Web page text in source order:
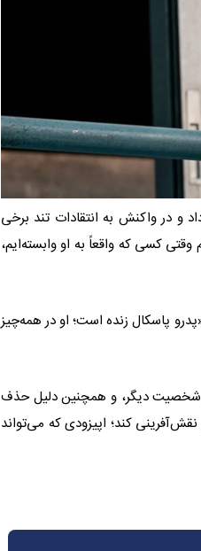
در واکنش به انتقادات تند برخی
کسی که واقعاً به او وابسته‌ایم،
پاسکال زنده است؛ او در همه‌چیز
دو شخصیت دیگر، و همچنین دلیل حذف
کند؛ اپیزودی که می‌تواند